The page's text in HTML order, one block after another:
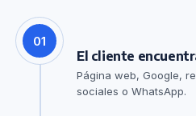
01
El cliente
Página web, Google,
sociales o WhatsApp.